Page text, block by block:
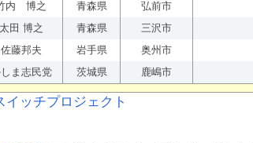
内 博之 青森県 弘前市
太田 博之 青森県 三沢市
佐藤邦夫 岩手県 奥州市
ま志民党 茨城県 鹿嶋市